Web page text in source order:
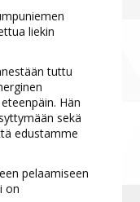
liekin
tuttu
Hän
sekä
edustamme
pelaamiseen
on